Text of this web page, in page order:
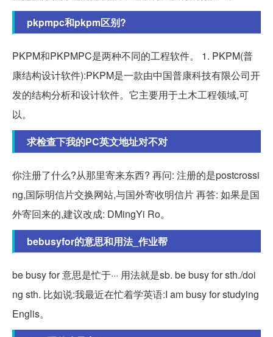
pkpmpc和pkpm区别?
PKPM和PKPMPC是两种不同的工程软件。 1. PKPM(普
康结构设计软件):PKPM是一款由中国普康科技有限公司开
发的结构分析和设计软件。它主要用于土木工程领域,可
以。
求检查下我的PC英文地址对不对
你注册了什么?从那里寄来东西? 再问: 注册的是postcrossi
ng,国际明信片交换网站,与国外寄收明信片 再答: 如果是国
外寄回来的,建议改成: DMingYi Ro。
bebusyfor的意思和用法_作业帮
be busy for 意思是忙于··· 用法就是sb. be busy for sth./doi
ng sth. 比如说:我最近在忙着学英语:I am busy for studying
Englis。